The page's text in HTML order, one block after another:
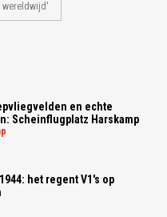
wereldwijd'
en echte
Scheinflugplatz Harskamp
het regent V1's op